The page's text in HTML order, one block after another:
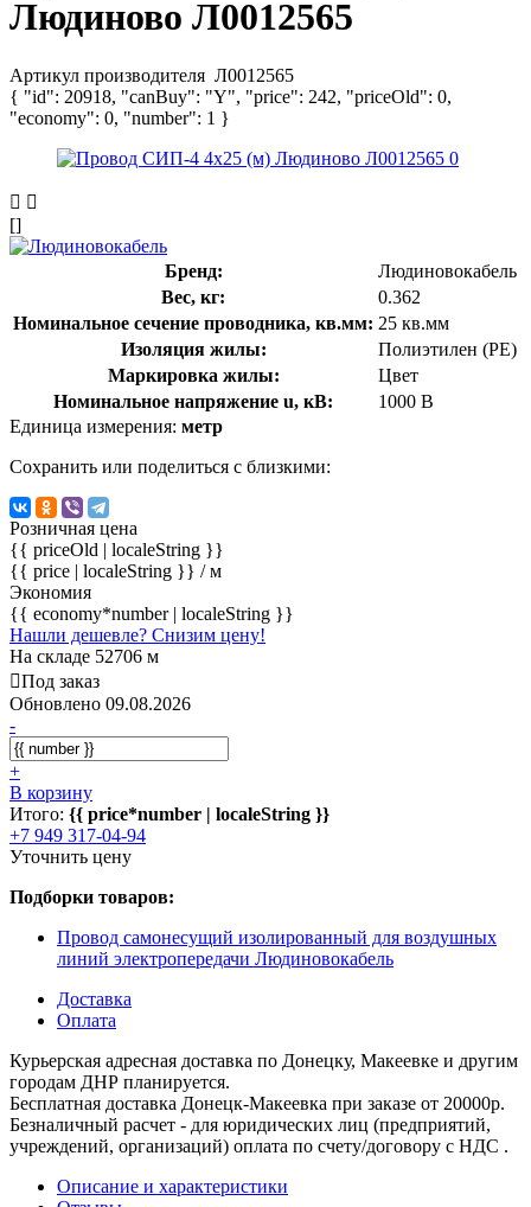
Людиново Л0012565
Артикул производителя Л0012565
{ "id": 20918, "canBuy": "Y", "price": 242, "priceOld": 0,
"economy": 0, "number": 1 }
[]
Бренд:
Людиновокабель
Вес, кг:
0.362
Номинальное сечение проводника, кв.мм: 25 кв.мм
Изоляция жилы:
Полиэтилен (PE)
Маркировка жилы:
Цвет
Номинальное напряжение u, кВ:
1000 В
Единица измерения: метр
Сохранить или поделиться с близкими:
Розничная цена
{{ priceOld | localeString }}
{{ price | localeString }} / м
Экономия
{{ economy*number | localeString }}
Нашли дешевле? Снизим цену!
На складе 52706 м
Под заказ
Обновлено 09.08.2026
-
+
В корзину
Итого: {{ price*number | localeString }}
+7 949 317-04-94
Уточнить цену
Подборки товаров:
Провод самонесущий изолированный для воздушных
линий электропередачи Людиновокабель
Доставка
Оплата
Курьерская адресная доставка по Донецку, Макеевке и другим
городам ДНР планируется.
Бесплатная доставка Донецк-Макеевка при заказе от 20000р.
Безналичный расчет - для юридических лиц (предприятий,
учреждений, организаций) оплата по счету/договору с НДС .
Описание и характеристики